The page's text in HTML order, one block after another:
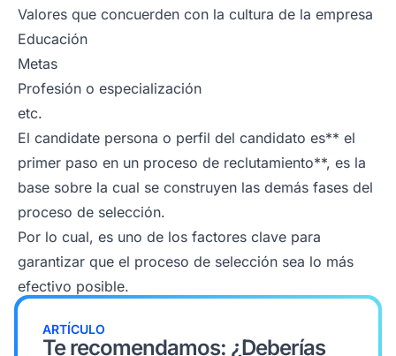
Valores que concuerden con la cultura de la empresa
Educación
Metas
Profesión o especialización
etc.
El candidate persona o perfil del candidato es** el
primer paso en un proceso de reclutamiento**, es la
base sobre la cual se construyen las demás fases del
proceso de selección.
Por lo cual, es uno de los factores clave para
garantizar que el proceso de selección sea lo más
efectivo posible.
ARTÍCULO
Te recomendamos: ¿Deberías